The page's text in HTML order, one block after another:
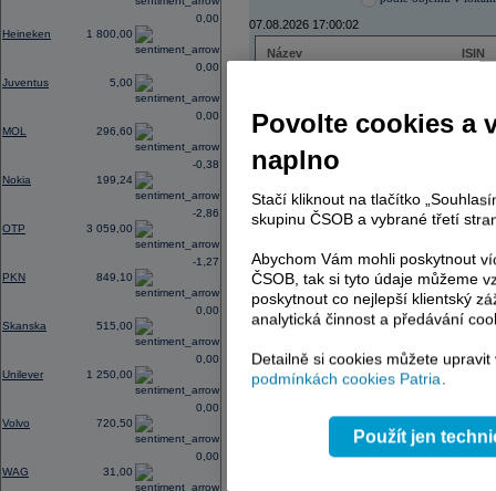
Heineken 1 800,00
0,00
Juventus 5,00
0,00
MOL 296,60
0,00
Nokia 199,24
-0,38
OTP 3 059,00
-2,86
PKN 849,10
-1,27
Skanska 515,00
0,00
Unilever 1 250,00
0,00
Volvo 720,50
0,00
WAG 31,00
0,00
07.08.2026 17:00:02
Název
ISIN
ERSTE BANK
TMR
AD index - vývoj
Region
Povolte cookies a
naplno
Stačí kliknout na tlačítko
skupinu ČSOB a vybrané třetí
Abychom Vám mohli poskytnout
ČSOB, tak si tyto údaje můžeme
poskytnout co nejlepší klientský
analytická činnost a předávání
Detailně si cookies můžete
podmínkách cookies Patria.
Použít jen